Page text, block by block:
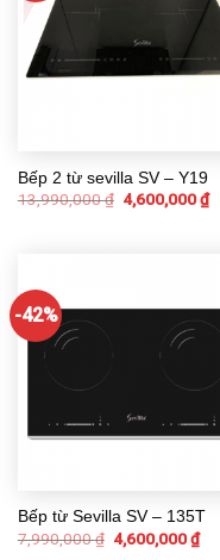
Bếp 2 từ sevilla SV – Y19
13,990,000₫ 4,600,000₫
-42%
Bếp từ Sevilla SV – 135T
7,990,000₫ 4,600,000₫